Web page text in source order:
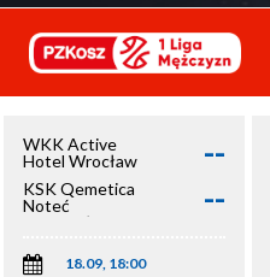
WKK Active
Hotel Wrocław
--
KSK Qemetica
Noteć
Inowrocław
--
18.09, 18:00